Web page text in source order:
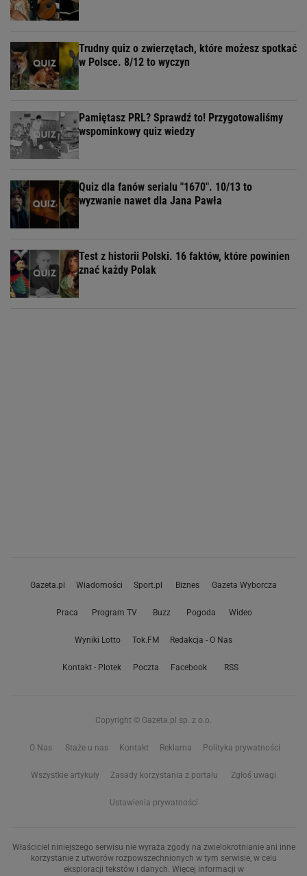
Trudny quiz o zwierzętach, które możesz spotkać
w Polsce. 8/12 to wyczyn
Pamiętasz PRL? Sprawdź to! Przygotowaliśmy
wspominkowy quiz wiedzy
Quiz dla fanów serialu "1670". 10/13 to
wyzwanie nawet dla Jana Pawła
Test z historii Polski. 16 faktów, które powinien
znać każdy Polak
Gazeta.pl Wiadomości Sport.pl Biznes Gazeta Wyborcza
Praca Program TV Buzz Pogoda Wideo
Wyniki Lotto Tok.FM Redakcja - O Nas
Kontakt - Plotek Poczta Facebook RSS
Copyright © Gazeta.pl sp. z o.o.
O Nas Staże u nas Kontakt Reklama Polityka prywatności
Wszystkie artykuły Zasady korzystania z portalu Zgłoś uwagi
Ustawienia prywatności
Właściciel niniejszego serwisu nie wyraża zgody na zwielokrotnianie ani inne
korzystanie z utworów rozpowszechnionych w tym serwisie, w celu
eksploracji tekstów i danych. Więcej informacji w